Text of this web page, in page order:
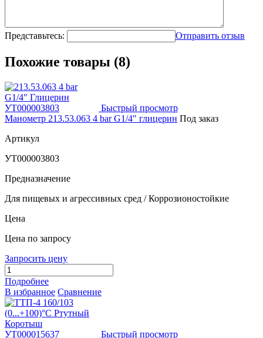
Представьтесь: Отправить отзыв
Похожие товары (8)
Быстрый просмотр
Манометр 213.53.063 4 bar G1/4" глицерин Под заказ
Артикул
УТ000003803
Предназначение
Для пищевых и агрессивных сред / Коррозионостойкие
Цена
Цена по запросу
Запросить цену
Подробнее
В избранное Сравнение
Быстрый просмотр